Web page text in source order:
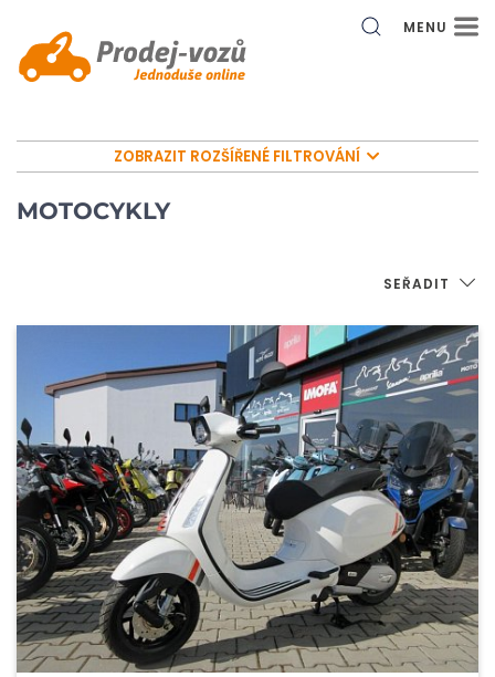
MENU
ZOBRAZIT ROZŠÍŘENÉ FILTROVÁNÍ
MOTOCYKLY
SEŘADIT